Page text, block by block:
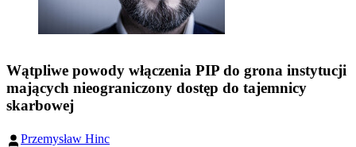
Wątpliwe powody włączenia PIP do grona instytucji
mających nieograniczony dostęp do tajemnicy
skarbowej
Przemysław Hinc